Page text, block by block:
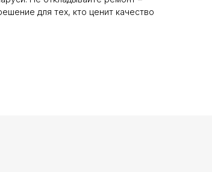
для тех, кто ценит качество